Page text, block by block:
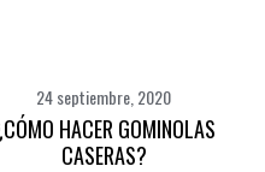
24 septiembre, 2020
HACER GOMINOLAS
CASERAS?